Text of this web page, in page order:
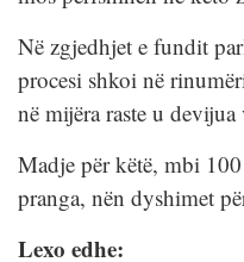
Në zgjedhjet e fundit
procesi shkoi në
në mijëra raste u
Madje për këtë, mbi
pranga, nën dyshimet
Lexo edhe: